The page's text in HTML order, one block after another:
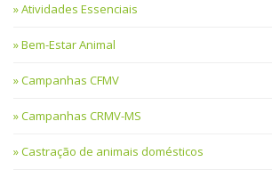
Atividades Essenciais
Bem-Estar Animal
Campanhas CFMV
Campanhas CRMV-MS
Castração de animais domésticos